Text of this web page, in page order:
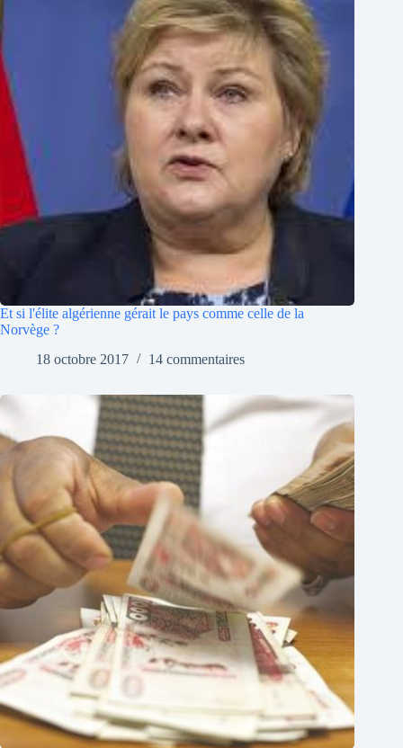
Et si l'élite algérienne gérait le pays comme celle de la
Norvège ?
18 octobre 2017
14 commentaires